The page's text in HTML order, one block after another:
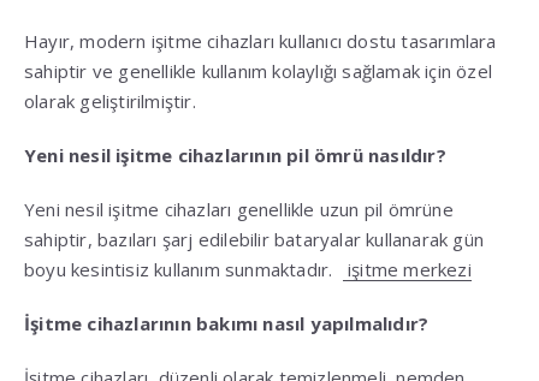
Hayır, modern işitme cihazları kullanıcı dostu tasarımlara
sahiptir ve genellikle kullanım kolaylığı sağlamak için özel
olarak geliştirilmiştir.
Yeni nesil işitme cihazlarının pil ömrü nasıldır?
Yeni nesil işitme cihazları genellikle uzun pil ömrüne
sahiptir, bazıları şarj edilebilir bataryalar kullanarak gün
boyu kesintisiz kullanım sunmaktadır.
işitme merkezi
İşitme cihazlarının bakımı nasıl yapılmalıdır?